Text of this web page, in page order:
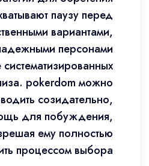
паузу перед
вариантами,
персонами
pokerdom можно
созидательно,
для побуждения,
ему полностью
процессом выбора.